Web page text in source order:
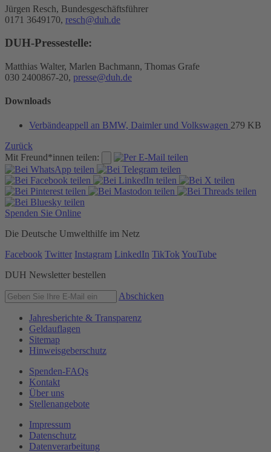
Jürgen Resch, Bundesgeschäftsführer
0171 3649170, resch@duh.de
DUH-Pressestelle:
Matthias Walter, Marlen Bachmann, Thomas Grafe
030 2400867-20, presse@duh.de
Downloads
Verbändeappell an BMW, Daimler und Volkswagen 279 KB
Zurück
Mit Freund*innen teilen:
Spenden Sie Online
Die Deutsche Umwelthilfe im Netz
Facebook Twitter Instagram LinkedIn TikTok YouTube
DUH Newsletter bestellen
Abschicken
Jahresberichte & Transparenz
Geldauflagen
Sitemap
Hinweisgeberschutz
Spenden-FAQs
Kontakt
Über uns
Stellenangebote
Impressum
Datenschutz
Datenverarbeitung